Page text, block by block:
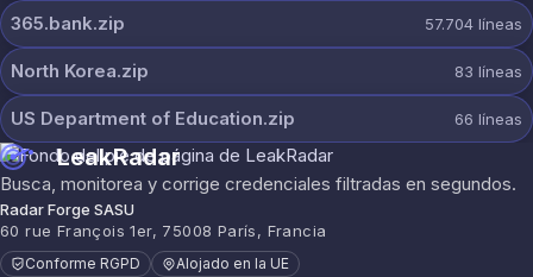
365.bank.zip 57.704 líneas
North Korea.zip 83 líneas
US Department of Education.zip 66 líneas
LeakRadar
Busca, monitorea y corrige credenciales filtradas en segundos.
Radar Forge SASU
60 rue François 1er, 75008 París, Francia
Conforme RGPD Alojado en la UE